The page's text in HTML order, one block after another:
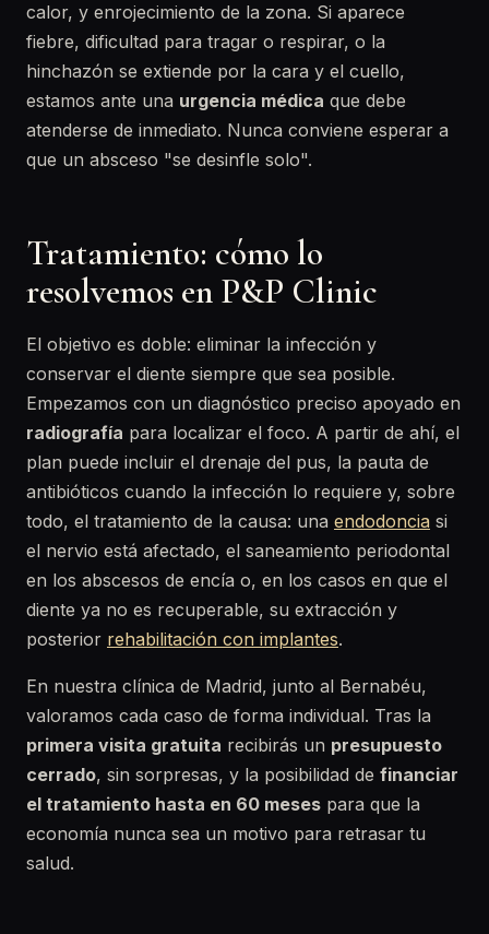
calor, y enrojecimiento de la zona. Si aparece
fiebre, dificultad para tragar o respirar, o la
hinchazón se extiende por la cara y el cuello,
estamos ante una urgencia médica que debe
atenderse de inmediato. Nunca conviene esperar a
que un absceso "se desinfle solo".
Tratamiento: cómo lo
resolvemos en P&P Clinic
El objetivo es doble: eliminar la infección y
conservar el diente siempre que sea posible.
Empezamos con un diagnóstico preciso apoyado en
radiografía para localizar el foco. A partir de ahí, el
plan puede incluir el drenaje del pus, la pauta de
antibióticos cuando la infección lo requiere y, sobre
todo, el tratamiento de la causa: una endodoncia si
el nervio está afectado, el saneamiento periodontal
en los abscesos de encía o, en los casos en que el
diente ya no es recuperable, su extracción y
posterior rehabilitación con implantes.
En nuestra clínica de Madrid, junto al Bernabéu,
valoramos cada caso de forma individual. Tras la
primera visita gratuita recibirás un presupuesto
cerrado, sin sorpresas, y la posibilidad de financiar
el tratamiento hasta en 60 meses para que la
economía nunca sea un motivo para retrasar tu
salud.